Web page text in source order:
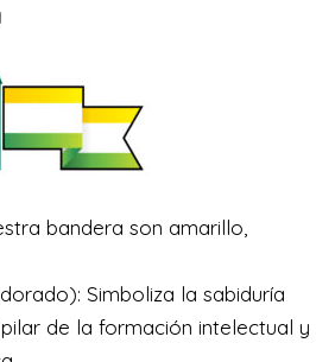
bandera son amarillo,
Simboliza la sabiduría
de la formación intelectual y